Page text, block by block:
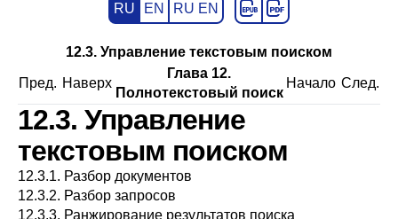
RU EN RU EN
12.3. Управление текстовым поиском
Пред. Наверх
Глава 12.
Полнотекстовый поиск
Начало След.
12.3. Управление
текстовым поиском
12.3.1. Разбор документов
12.3.2. Разбор запросов
12.3.3. Ранжирование результатов поиска